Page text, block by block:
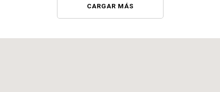
CARGAR MÁS